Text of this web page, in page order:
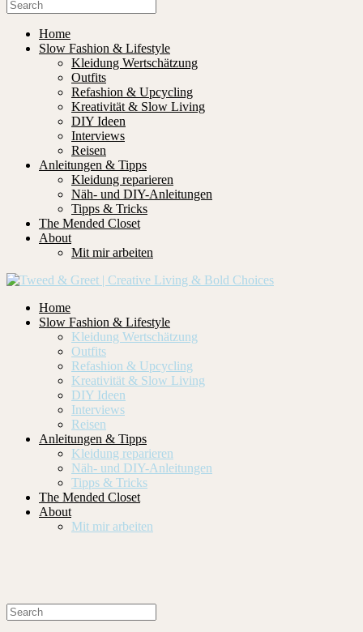
Home
Slow Fashion & Lifestyle
Kleidung Wertschätzung
Outfits
Refashion & Upcycling
Kreativität & Slow Living
DIY Ideen
Interviews
Reisen
Anleitungen & Tipps
Kleidung reparieren
Näh- und DIY-Anleitungen
Tipps & Tricks
The Mended Closet
About
Mit mir arbeiten
Home
Slow Fashion & Lifestyle
Kleidung Wertschätzung
Outfits
Refashion & Upcycling
Kreativität & Slow Living
DIY Ideen
Interviews
Reisen
Anleitungen & Tipps
Kleidung reparieren
Näh- und DIY-Anleitungen
Tipps & Tricks
The Mended Closet
About
Mit mir arbeiten